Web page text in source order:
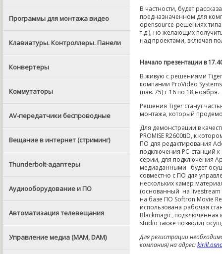
Программы для монтажа видео
Клавиатуры. Контроллеры. Панели
Конвертеры
Коммутаторы
AV-передатчики беспроводные
Вещание в интернет (стриминг)
Thunderbolt-адаптеры
Аудиооборудование и ПО
Автоматизация телевещания
Управление медиа (MAM, DAM)
В частности, будет
предназначенном для
opensource-решениях типа
т.д.), но желающих
над проектами, включая
Начало презентации в
В живую с решениями
компании ProVideo
(пав. 75) с 16 по 18 ноября.
Решения Tiger станут
монтажа, который
Для демонстрации в
PROMISE R2600tiD, к
ПО для редактирования
подключения PC-станций
серии, для подключения
медиаданными будет
совместно с ПО для
нескольких камер
(основанный на livestream
на базе ПО Softron Movie
использована рабочая
Blackmagic,
studio также позволит
Для регистрации
компания) на адрес: